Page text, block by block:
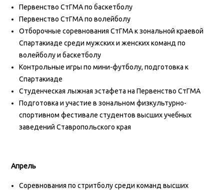
Первенство СтГМА по баскетболу
Первенство СтГМА по волейболу
Отборочные соревнования СтГМА к зональной краевой
Спартакиаде среди мужских и женских команд по
волейболу и баскетболу
Контрольные игры по мини-футболу, подготовка к
Спартакиаде
Студенческая лыжная эстафета на Первенство СтГМА
Подготовка и участие в зональном физкультурно-
спортивном фестивале студентов высших учебных
заведений Ставропольского края
Апрель
Соревнования по стритболу среди команд высших